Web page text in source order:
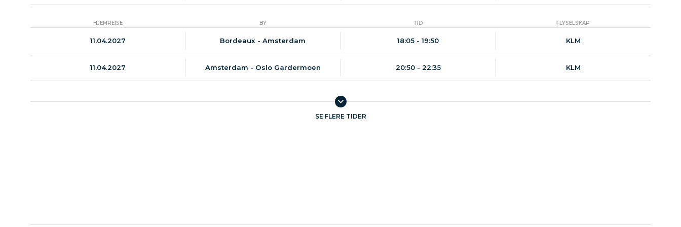
HJEMREISE BY TID FLYSELSKAP
11.04.2027 Bordeaux - Amsterdam 18:05 - 19:50 KLM
11.04.2027 Amsterdam - Oslo Gardermoen 20:50 - 22:35 KLM
SE FLERE TIDER